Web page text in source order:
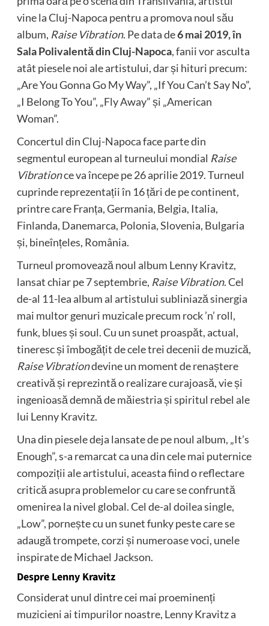
vine la Cluj-Napoca pentru a promova noul său
album, Raise Vibration. Pe data de6 mai 2019, în
Sala Polivalentă din Cluj-Napoca, fanii vor asculta
atât piesele noi ale artistului, dar și hituri precum:
„Are You Gonna Go My Way”, „If You Can’t Say No”,
„I Belong To You”, „Fly Away” și „American
Woman”.
Concertul din Cluj-Napoca face parte din
segmentul european al turneului mondial Raise
Vibrationce va începe pe 26 aprilie 2019. Turneul
cuprinde reprezentații în 16 țări de pe continent,
printre care Franța, Germania, Belgia, Italia,
Finlanda, Danemarca, Polonia, Slovenia, Bulgaria
și, bineînțeles, România.
Turneul promovează noul album Lenny Kravitz,
lansat chiar pe 7 septembrie, Raise Vibration. Cel
de-al 11-lea album al artistului subliniază sinergia
mai multor genuri muzicale precum rock ’n’ roll,
funk, blues și soul. Cu un sunet proaspăt, actual,
tineresc și îmbogățit de cele trei decenii de muzică,
Raise Vibrationdevine un moment de renaștere
creativă și reprezintă o realizare curajoasă, vie și
ingenioasă demnă de măiestria și spiritul rebel ale
lui Lenny Kravitz.
Una din piesele deja lansate de pe noul album, „It’s
Enough”, s-a remarcat ca una din cele mai puternice
compoziții ale artistului, aceasta fiind o reflectare
critică asupra problemelor cu care se confruntă
omenirea la nivel global. Cel de-al doilea single,
„Low”, pornește cu un sunet funky peste care se
adaugă trompete, corzi și numeroase voci, unele
inspirate de Michael Jackson.
Despre Lenny Kravitz
Considerat unul dintre cei mai proeminenți
muzicieni ai timpurilor noastre, Lenny Kravitz a